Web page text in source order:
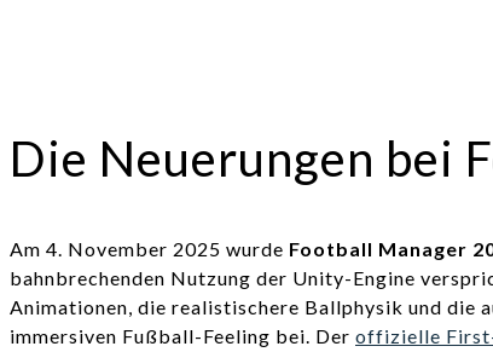
Die Neuerungen bei
Am 4. November 2025 wurde Football Manager
bahnbrechenden Nutzung der Unity-Engine
Animationen, die realistischere Ballphysik und die
immersiven Fußball-Feeling bei. Der offizielle